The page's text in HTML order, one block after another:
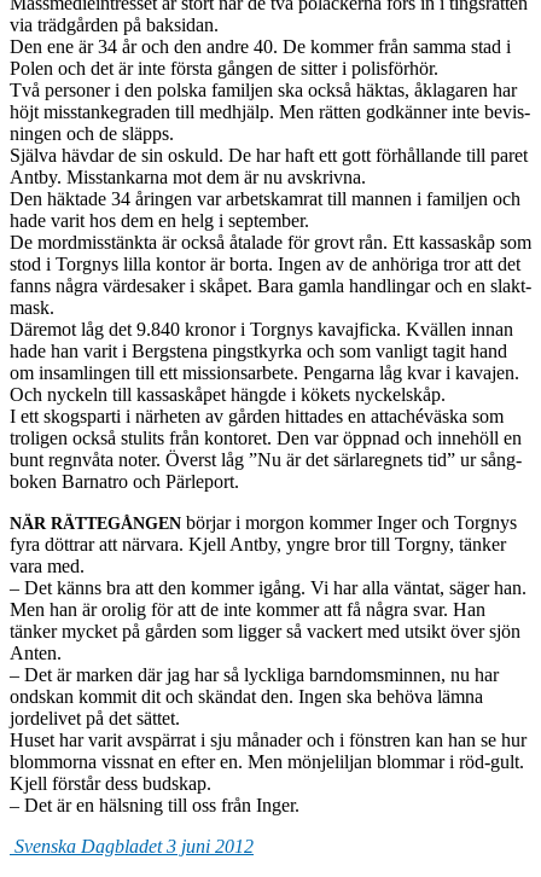
via trädgår­den på bak­si­dan.
Den ene är 34 år och den andre 40. De kom­mer från samma stad i
Polen och det är inte första gån­gen de sit­ter i pol­is­förhör.
Två per­soner i den pol­ska famil­jen ska också häk­tas, åkla­garen har
höjt mis­stankegraden till med­hjälp. Men rät­ten god­kän­ner inte bevis­
nin­gen och de släpps.
Själva häv­dar de sin oskuld. De har haft ett gott förhål­lande till paret
Antby. Mis­stankarna mot dem är nu avskrivna.
Den häk­tade 34 årin­gen var arbet­skam­rat till man­nen i famil­jen och
hade varit hos dem en helg i sep­tem­ber.
De mord­mis­stänkta är också åta­lade för grovt rån. Ett kas­sas­kåp som
stod i Torgnys lilla kon­tor är borta. Ingen av de anhöriga tror att det
fanns några värde­saker i skåpet. Bara gamla han­dlin­gar och en slak­t­
mask.
Däre­mot låg det 9.840 kro­nor i Torgnys kava­j­ficka. Kvällen innan
hade han varit i Berg­stena pingstkyrka och som van­ligt tagit hand
om insam­lin­gen till ett mis­sion­sar­bete. Pen­garna låg kvar i kava­jen.
Och nyck­eln till kas­sas­kåpet hängde i kökets nyck­el­skåp.
I ett skogsparti i närheten av går­den hit­tades en attachéväska som
troli­gen också stulits från kon­toret. Den var öpp­nad och innehöll en
bunt reg­n­våta noter. Överst låg ”Nu är det sär­lareg­nets tid” ur sång­
bo­ken Bar­na­tro och Pärleport.
NÄR RÄTTEGÅNGEN bör­jar i mor­gon kom­mer Inger och Torgnys
fyra döt­trar att när­vara. Kjell Antby, yngre bror till Torgny, tänker
vara med.
– Det känns bra att den kom­mer igång. Vi har alla vän­tat, säger han.
Men han är orolig för att de inte kom­mer att få några svar. Han
tänker mycket på går­den som lig­ger så vack­ert med utsikt över sjön
Anten.
– Det är marken där jag har så lyck­liga barn­domsmin­nen, nu har
ond­skan kom­mit dit och skän­dat den. Ingen ska behöva lämna
jorde­livet på det sät­tet.
Huset har varit avspär­rat i sju månader och i fön­stren kan han se hur
blom­morna viss­nat en efter en. Men mön­jelil­jan blom­mar i röd-gult.
Kjell förstår dess bud­skap.
– Det är en häl­sning till oss från Inger.
Sven­ska Dag­bladet 3 juni 2012